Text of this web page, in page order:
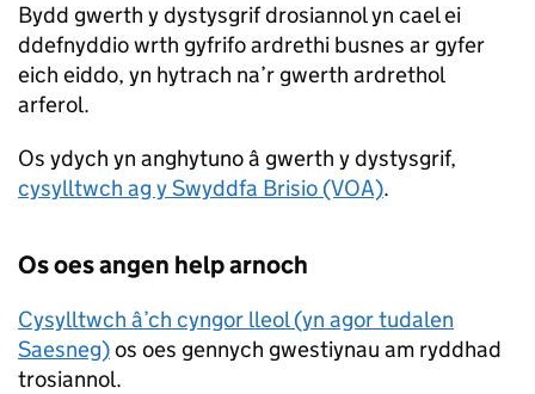
Bydd gwerth y dystysgrif drosiannol yn cael ei
ddefnyddio wrth gyfrifo ardrethi busnes ar gyfer
eich eiddo, yn hytrach na’r gwerth ardrethol
arferol.
Os ydych yn anghytuno â gwerth y dystysgrif,
cysylltwch ag y Swyddfa Brisio (VOA).
Os oes angen help arnoch
Cysylltwch â’ch cyngor lleol (yn agor tudalen
Saesneg)os oes gennych gwestiynau am ryddhad
trosiannol.